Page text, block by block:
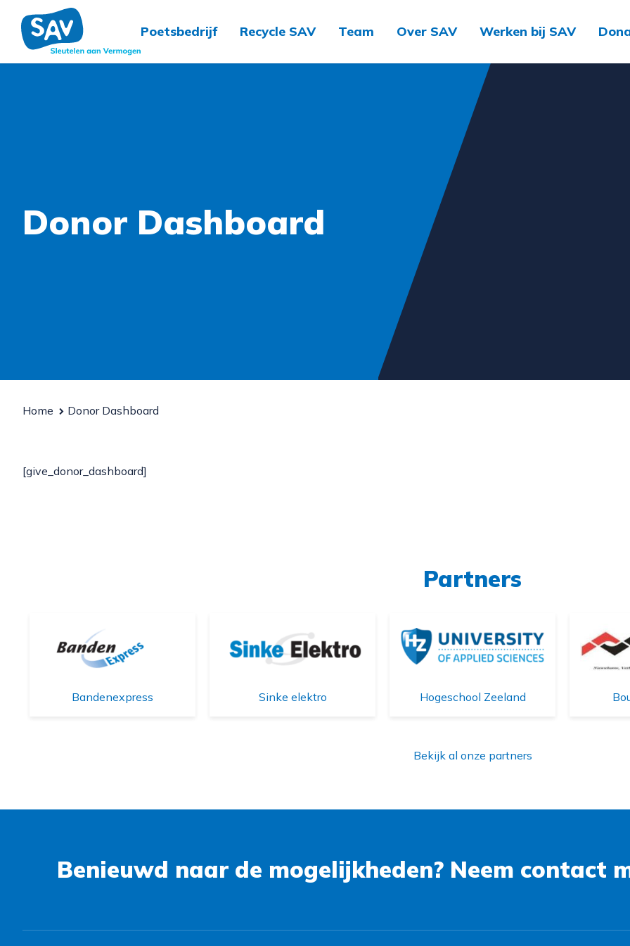
Poetsbedrijf Recycle SAV Team Over SAV Werken bij SAV
Werken bij SAV
Donor Dashboard
Home Donor Dashboard
[give_donor_dashboard]
Partners
Bandenexpress Sinke elektro Hogeschool Zeeland
Bekijk al onze partners
Benieuwd naar de mogelijkheden? Neem contact